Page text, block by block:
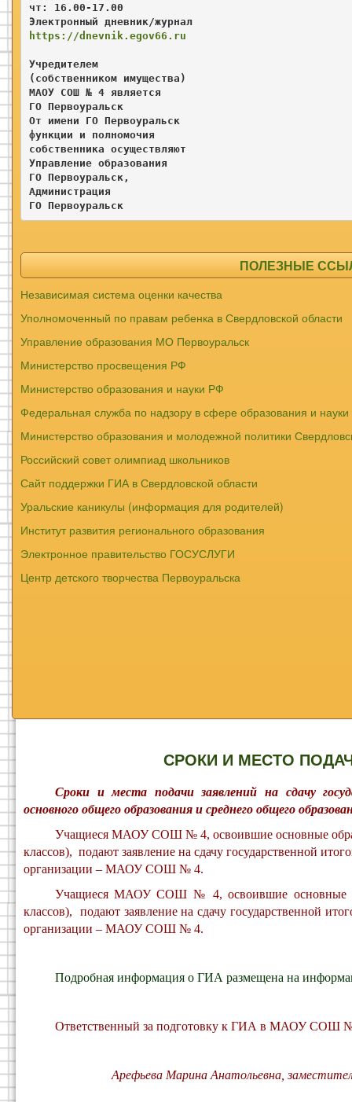
чт: 16.00-17.00
Электронный дневник/журнал
https://dnevnik.egov66.ru
Учредителем
(собственником имущества)
МАОУ СОШ № 4 является
ГО Первоуральск
От имени ГО Первоуральск
функции и полномочия
собственника осуществляют
Управление образования
ГО Первоуральск,
Администрация
ГО Первоуральск
ПОЛЕЗНЫЕ
Независимая система оценки качества
Уполномоченный по правам ребенка в Свердловской области
Управление образования МО Первоуральск
Министерство просвещения РФ
Министерство образования и науки РФ
Федеральная служба по надзору в сфере образования и науки
Министерство образования и молодежной политики
Российский совет олимпиад школьников
Сайт поддержки ГИА в Свердловской области
Уральские каникулы (информация для родителей)
Институт развития регионального образования
Электронное правительство ГОСУСЛУГИ
Центр детского творчества Первоуральска
СРОКИ И МЕСТО
Сроки и места подачи заявлений на сдачу
основного общего образования и среднего общего
Учащиеся МАОУ СОШ № 4, освоившие основные
классов), подают заявление на сдачу государственной
организации – МАОУ СОШ № 4.
Учащиеся МАОУ СОШ № 4, освоившие основные
классов), подают заявление на сдачу государственной
организации – МАОУ СОШ № 4.
Подробная информация о ГИА размещена на
Ответственный за подготовку к ГИА в МАОУ СОШ
Арефьева Марина Анатольевна,